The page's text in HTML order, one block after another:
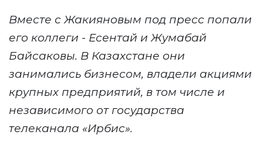
Вместе с Жакияновым под пресс попали
его коллеги - Есентай и Жумабай
Байсаковы. В Казахстане они
занимались бизнесом, владели акциями
крупных предприятий, в том числе и
независимого от государства
телеканала «Ирбис».